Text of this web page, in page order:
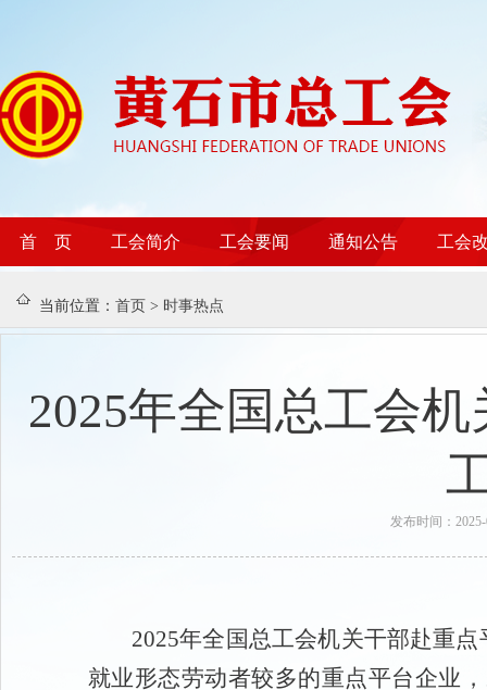
首 页 工会简介 工会要闻 通知公告 工会
当前位置： 首页 > 时事热点
2025年全国总工会
发布时间：
2025年全国总工会机关干部赴重
就业形态劳动者较多的重点平台企业